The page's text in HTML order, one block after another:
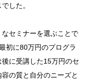
した。
セミナーを選ぶことで
初に80万円のプログラ
に受講した15万円のセ
の質と自分のニーズと